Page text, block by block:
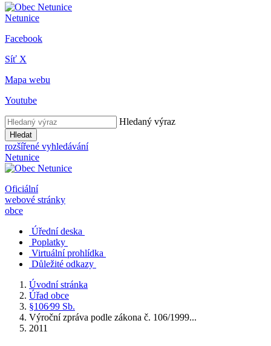
Netunice
Facebook
Síť X
Mapa webu
Youtube
Hledaný výraz
Hledat
rozšířené vyhledávání
Netunice
Oficiální
webové stránky
obce
Úřední deska
Poplatky
Virtuální prohlídka
Důležité odkazy
Úvodní stránka
Úřad obce
§106⁄99 Sb.
Výroční zpráva podle zákona č. 106/1999...
2011